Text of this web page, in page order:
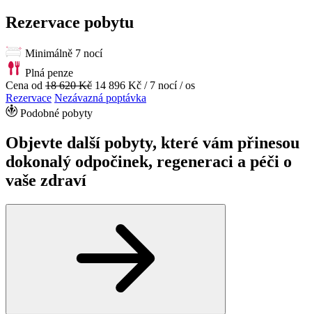
Rezervace pobytu
Minimálně 7 nocí
Plná penze
Cena od 18 620 Kč 14 896 Kč / 7 nocí / os
Rezervace Nezávazná poptávka
Podobné pobyty
Objevte další pobyty, které vám přinesou
dokonalý odpočinek, regeneraci a péči o
vaše zdraví